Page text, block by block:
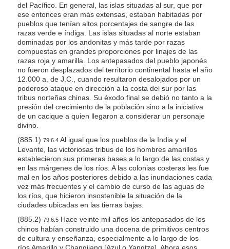
del Pacífico. En general, las islas situadas al sur, que por
ese entonces eran más extensas, estaban habitadas por
pueblos que tenían altos porcentajes de sangre de las
razas verde e índiga. Las islas situadas al norte estaban
dominadas por los andonitas y más tarde por razas
compuestas en grandes proporciones por linajes de las
razas roja y amarilla. Los antepasados del pueblo japonés
no fueron desplazados del territorio continental hasta el año
12.000 a. de J.C., cuando resultaron desalojados por un
poderoso ataque en dirección a la costa del sur por las
tribus norteñas chinas. Su éxodo final se debió no tanto a la
presión del crecimiento de la población sino a la iniciativa
de un cacique a quien llegaron a considerar un personaje
divino.
(885.1) 79:6.4Al igual que los pueblos de la India y el
Levante, las victoriosas tribus de los hombres amarillos
establecieron sus primeras bases a lo largo de las costas y
en las márgenes de los ríos. A las colonias costeras les fue
mal en los años posteriores debido a las inundaciones cada
vez más frecuentes y el cambio de curso de las aguas de
los ríos, que hicieron insostenible la situación de la
ciudades ubicadas en las tierras bajas.
(885.2) 79:6.5Hace veinte mil años los antepasados de los
chinos habían construido una docena de primitivos centros
de cultura y enseñanza, especialmente a lo largo de los